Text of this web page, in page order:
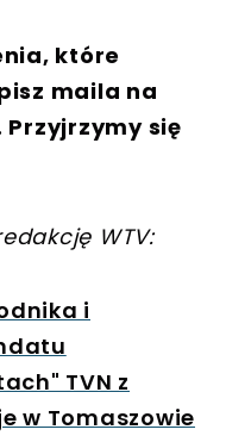
które
maila na
Przyjrzymy się
WTV:
i
TVN z
w Tomaszowie